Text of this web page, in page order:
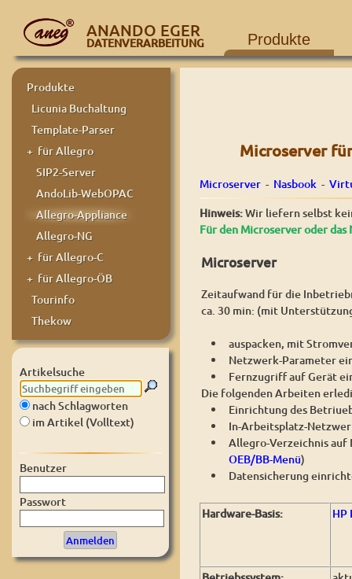
ANANDO EGER
DATENVERARBEITUNG Produkte
Produkte
Licunia Buchaltung
Template-Parser
+ für Allegro
SIP2-Server
AndoLib-WebOPAC
Allegro-Appliance
Allegro-NG
+ für Allegro-C
+ für Allegro-ÖB
Tourinfo
Thekow
Artikelsuche
nach Schlagworten
im Artikel (Volltext)
Benutzer
Passwort
Microserver
Microserver - Nasbook -
Hinweis:Wir liefern selbst
Für den Microserver oder
Microserver
Zeitaufwand für die
ca. 30 min: (mit
auspacken, mit
Netzwerk-Parameter
Fernzugriff auf Gerät
Die folgenden Arbeiten
Einrichtung des
In-Arbeitsplatz-
Allegro-Verzeichnis
OEB/BB-Menü)
Datensicherung
Hardware-Basis: HP